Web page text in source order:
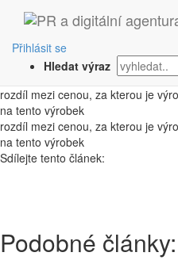
Přihlásit se
Hledat výraz
‹ Zpět
příspěvková
rozdíl mezi cenou, za kterou je
na tento výrobek
rozdíl mezi cenou, za kterou je
na tento výrobek
Sdílejte tento článek:
Podobné články: